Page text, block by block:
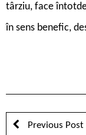
târziu, face
în sens benefic,
Previous Post